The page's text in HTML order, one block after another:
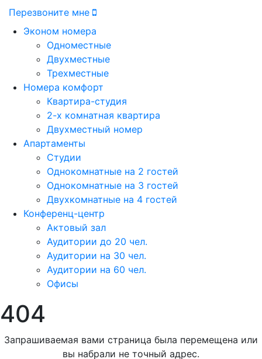
Перезвоните мне
Эконом номера
Одноместные
Двухместные
Трехместные
Номера комфорт
Квартира-студия
2-х комнатная квартира
Двухместный номер
Апартаменты
Студии
Однокомнатные на 2 гостей
Однокомнатные на 3 гостей
Двухкомнатные на 4 гостей
Конференц-центр
Актовый зал
Аудитории до 20 чел.
Аудитории на 30 чел.
Аудитории на 60 чел.
Офисы
404
Запрашиваемая вами страница была перемещена или
вы набрали не точный адрес.